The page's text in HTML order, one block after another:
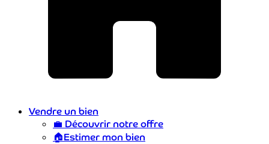
Vendre un bien
💼 Découvrir notre offre
🏠Estimer mon bien